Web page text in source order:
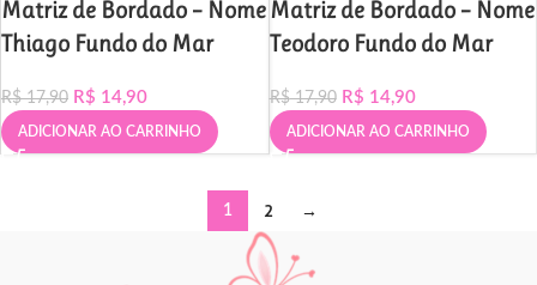
Matriz de Bordado – Nome
Thiago Fundo do Mar
R$17,90 R$ 14,90
ADICIONAR AO CARRINHO
Matriz de Bordado – Nome
Teodoro Fundo do Mar
R$17,90 R$ 14,90
ADICIONAR AO CARRINHO
1 2 →